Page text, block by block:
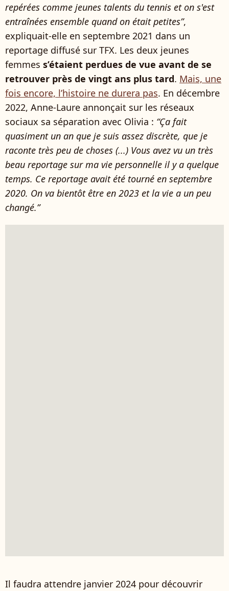
repérées comme jeunes talents du tennis et on s'est
entraînées ensemble quand on était petites”,
expliquait-elle en septembre 2021 dans un
reportage diffusé sur TFX. Les deux jeunes
femmes s’étaient perdues de vue avant de se
retrouver près de vingt ans plus tard. Mais, une
fois encore, l’histoire ne durera pas. En décembre
2022, Anne-Laure annonçait sur les réseaux
sociaux sa séparation avec Olivia : “Ça fait
quasiment un an que je suis assez discrète, que je
raconte très peu de choses (...) Vous avez vu un très
beau reportage sur ma vie personnelle il y a quelque
temps. Ce reportage avait été tourné en septembre
2020. On va bientôt être en 2023 et la vie a un peu
changé.”
Il faudra attendre janvier 2024 pour découvrir